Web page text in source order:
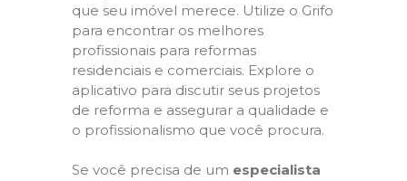
que seu imóvel merece. Utilize o Grifo
para encontrar os melhores
profissionais para reformas
residenciais e comerciais. Explore o
aplicativo para discutir seus projetos
de reforma e assegurar a qualidade e
o profissionalismo que você procura.
Se você precisa de um especialista